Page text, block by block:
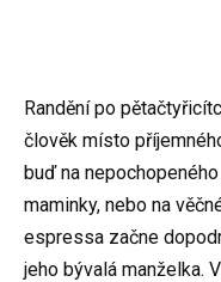
Randění po
člověk místo
buď na
maminky, nebo na
espressa začne
jeho bývalá manželka.